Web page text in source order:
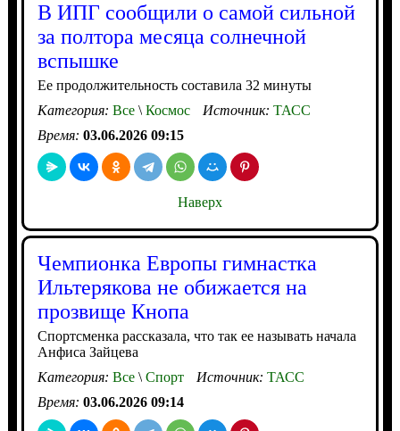
В ИПГ сообщили о самой сильной
за полтора месяца солнечной
вспышке
Ее продолжительность составила 32 минуты
Категория: Все\Космос Источник: ТАСС
Время: 03.06.2026 09:15
Наверх
Чемпионка Европы гимнастка
Ильтерякова не обижается на
прозвище Кнопа
Спортсменка рассказала, что так ее называть начала
Анфиса Зайцева
Категория: Все\Спорт Источник: ТАСС
Время: 03.06.2026 09:14